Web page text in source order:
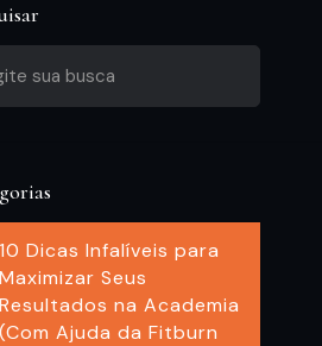
10 Dicas Infalíveis para
Maximizar Seus
Resultados na Academia
(Com Ajuda da Fitburn